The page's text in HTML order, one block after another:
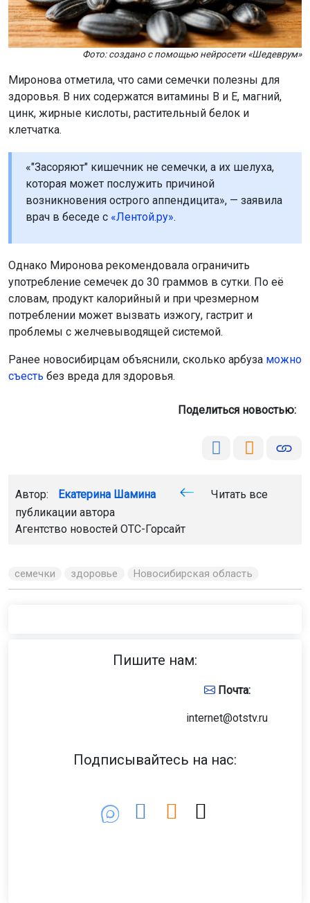
Фото: создано с помощью нейросети «Шедеврум»
Миронова отметила, что сами семечки полезны для
здоровья. В них содержатся витамины B и E, магний,
цинк, жирные кислоты, растительный белок и
клетчатка.
«"Засоряют" кишечник не семечки, а их шелуха,
которая может послужить причиной
возникновения острого аппендицита», — заявила
врач в беседе с «Лентой.ру».
Однако Миронова рекомендовала ограничить
употребление семечек до 30 граммов в сутки. По её
словам, продукт калорийный и при чрезмерном
потреблении может вызвать изжогу, гастрит и
проблемы с желчевыводящей системой.
Ранее новосибирцам объяснили, сколько арбуза можно
съесть без вреда для здоровья.
Поделиться новостью:
Автор: Екатерина Шамина
Читать все
публикации автора
Агентство новостей ОТС-Горсайт
семечки здоровье Новосибирская область
Пишите нам:
Почта:
internet@otstv.ru
Подписывайтесь на нас: